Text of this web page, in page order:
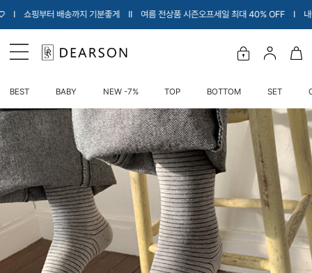
배송까지 기분좋게 ΙΙ 여름 전상품 시즌오프세일 최대 40% OFF Ι 내아이에게 입
BEST BABY NEW -7% TOP BOTTOM SET